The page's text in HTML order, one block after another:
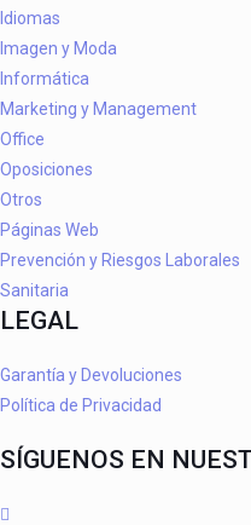
Idiomas
Imagen y Moda
Informática
Marketing y Management
Office
Oposiciones
Otros
Páginas Web
Prevención y Riesgos Laborales
Sanitaria
LEGAL
Garantía y Devoluciones
Política de Privacidad
SÍGUENOS EN